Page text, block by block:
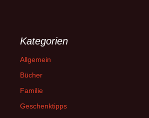
Kategorien
Allgemein
Bücher
Familie
Geschenktipps